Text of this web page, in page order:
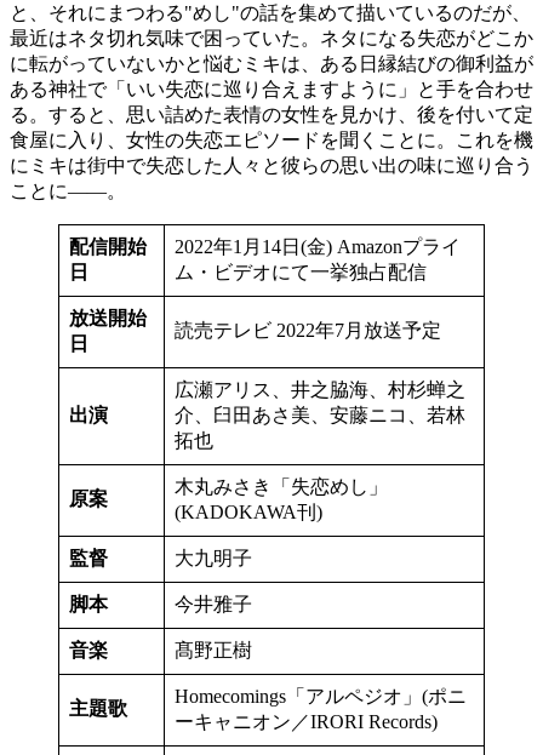
と、それにまつわる"めし"の話を集めて描いているのだが、
最近はネタ切れ気味で困っていた。ネタになる失恋がどこか
に転がっていないかと悩むミキは、ある日縁結びの御利益が
ある神社で「いい失恋に巡り合えますように」と手を合わせ
る。すると、思い詰めた表情の⼥性を⾒かけ、後を付いて定
食屋に入り、⼥性の失恋エピソードを聞くことに。これを機
にミキは街中で失恋した人々と彼らの思い出の味に巡り合う
ことに――。
配信開始
日
2022年1月14日(金) Amazonプライ
ム・ビデオにて一挙独占配信
放送開始
日
読売テレビ 2022年7月放送予定
出演
広瀬アリス、井之脇海、村杉蝉之
介、臼田あさ美、安藤ニコ、若林
拓也
原案
木丸みさき「失恋めし」
(KADOKAWA刊)
監督 大九明子
脚本 今井雅子
音楽 髙野正樹
主題歌
Homecomings「アルペジオ」(ポニ
ーキャニオン／IRORI Records)